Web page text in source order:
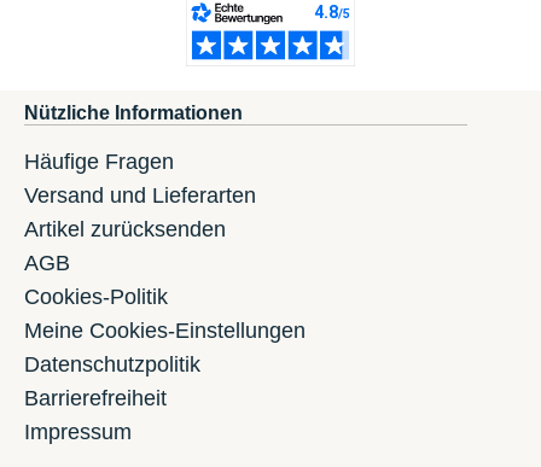
Nützliche Informationen
Häufige Fragen
Versand und Lieferarten
Artikel zurücksenden
AGB
Cookies-Politik
Meine Cookies-Einstellungen
Datenschutzpolitik
Barrierefreiheit
Impressum